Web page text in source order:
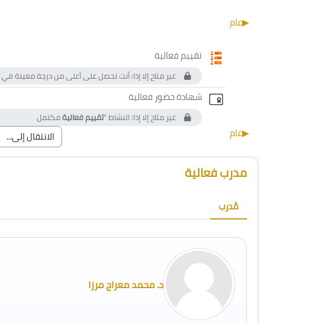
الخطوط العريضة للقسم
▶︎عام
تقييم فعاليةاستبيان
غير متاح إلا إذا: أنت تحصل على أعلى من درجة معينة في
شهادة حضور فعاليةالشهادة المخصصة
غير متاح إلا إذا: النشاط "تقييم فعاليةمكتمل
▶︎عام
الكتل
تجاوز [Cocoon] Course Instructorمدرب فعالية
مُدرب
د. محمد معراج مرزا